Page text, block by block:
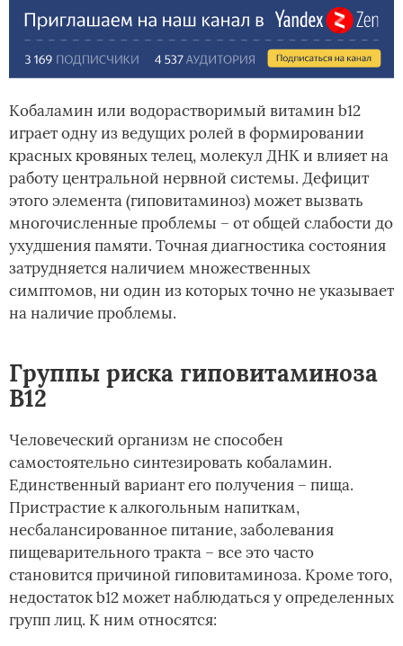
Кобаламин или водорастворимый витамин b12
играет одну из ведущих ролей в формировании
красных кровяных телец, молекул ДНК и влияет на
работу центральной нервной системы. Дефицит
этого элемента (гиповитаминоз) может вызвать
многочисленные проблемы – от общей слабости до
ухудшения памяти. Точная диагностика состояния
затрудняется наличием множественных
симптомов, ни один из которых точно не указывает
на наличие проблемы.
Группы риска гиповитаминоза
В12
Человеческий организм не способен
самостоятельно синтезировать кобаламин.
Единственный вариант его получения – пища.
Пристрастие к алкогольным напиткам,
несбалансированное питание, заболевания
пищеварительного тракта – все это часто
становится причиной гиповитаминоза. Кроме того,
недостаток b12 может наблюдаться у определенных
групп лиц. К ним относятся: